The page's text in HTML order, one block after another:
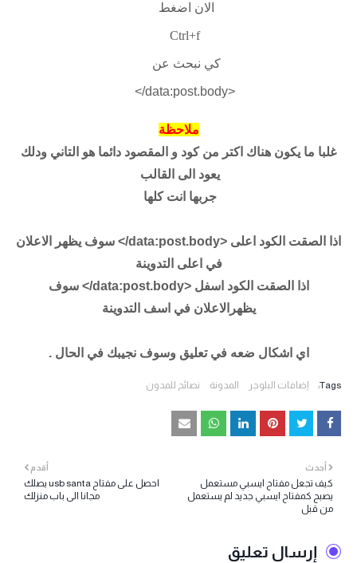
الان اضغط
Ctrl+f
كي نبحث عن
<data:post.body/>
ملاحظة
غلبا ما يكون هناك اكتر من كود و المقصود دائما هو التاني ودلك
يعود الى القالب
جربها انت كلها
اذا الصقت الكود اعلى <data:post.body/> سوف يظهر الاعلان
في اعلى التدوينة
اذا الصقت الكود اسفل <data:post.body/> سوف
يظهرالاعلان في اسف التدوينة
اي اشكال ضعه في تعليق وسوف نجيبك في الحال .
Tags: إضافات البلوجر المدونة نصائح للمدون
أحدث
كيف تجعل مفتاح ايسبي مستعمل
يصبح كمفتاح ايسبي جديد لم يستعمل
من قبل
أقدم
احصل على مفتاح usb santa يصلك
مجانا الى باب منزلك
إرسال تعليق